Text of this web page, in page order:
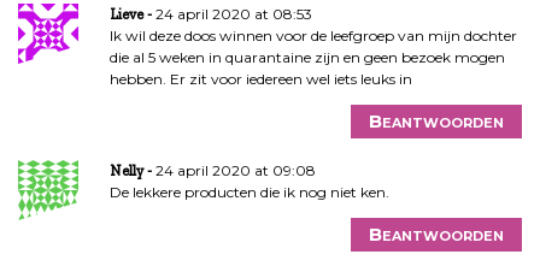
Lieve
24 april 2020 at 08:53
Ik wil deze doos winnen voor de leefgroep van mijn dochter
die al 5 weken in quarantaine zijn en geen bezoek mogen
hebben. Er zit voor iedereen wel iets leuks in
Beantwoorden
Nelly
24 april 2020 at 09:08
De lekkere producten die ik nog niet ken.
Beantwoorden